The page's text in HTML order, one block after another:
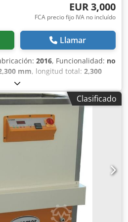
EUR 3,000
FCA precio fijo IVA no incluído
Llamar
2016, Funcionalidad: no
mm, longitud total: 2,300
, tipo de corriente de entrada:
altura:500 mm, dimensión
, dimensión interior anchura:
kg, tensión de entrada:
industrial con sistema de
La cuba ofrece una
1900 x 1900 mm con
y es adecuada para la
de piezas,
de gran volumen. El equipo
control con temporizador de
la temperatura del baño, así
El dispositivo es de
en estado parcialmente
Clasificado